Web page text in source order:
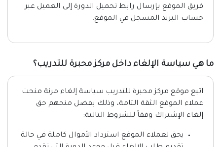
فريق الموقع بإرسال رابط تحميل الدورة إلى العميل عبر
حساب البريد المسجل في الموقع.
ما هي سياسة الإلغاء داخل مركز محبرة للتدريب؟
اتبع موقع مركز محبرة للتدريب سياسة إلغاء مرنة منحت
عملاء الموقع الثقة التامة، وذلك بفضل منحهم حق
إلغاء الإشتراك وفقاً للشروط التالية:
يحق لعملاء الموقع استرداد الأموال كاملة في حالة